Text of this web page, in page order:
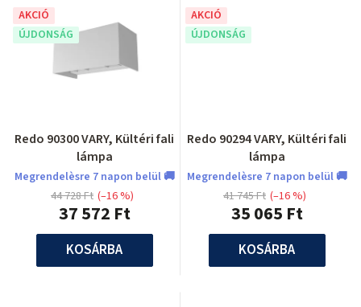
AKCIÓ
ÚJDONSÁG
Redo 90300 VARY, Kültéri fali
lámpa
Megrendelèsre 7 napon belül 🚚
37 572 Ft
44 728 Ft (–16 %)
KOSÁRBA
AKCIÓ
ÚJDONSÁG
Redo 90294 VARY, Kültéri fali
lámpa
Megrendelèsre 7 napon belül 🚚
35 065 Ft
41 745 Ft (–16 %)
KOSÁRBA